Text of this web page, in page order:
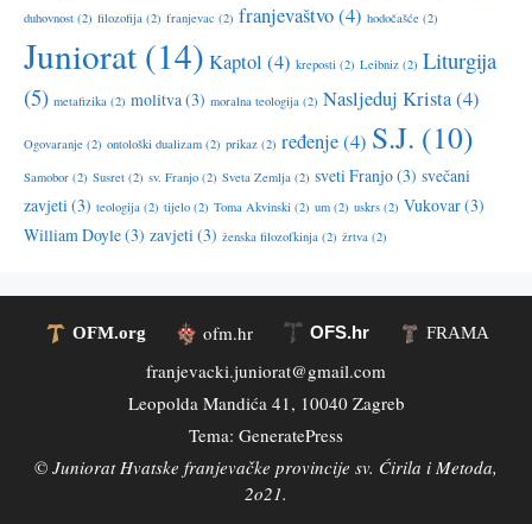
duhovnost (2) filozofija (2) franjevac (2) franjevaštvo(4) hodočašće (2)
Juniorat (14) Kaptol (4) kreposti (2) Leibniz (2) Liturgija
(5) metafizika (2) molitva(3) moralna teologija (2) Nasljeduj Krista(4)
Ogovaranje (2) ontološki dualizam (2) prikaz (2) ređenje(4) S.J. (10)
Samobor (2) Susret (2) sv. Franjo (2) Sveta Zemlja (2) sveti Franjo(3) svečani
zavjeti (3) teologija (2) tijelo (2) Toma Akvinski (2) um (2) uskrs (2) Vukovar(3)
William Doyle(3) zavjeti (3) ženska filozofkinja (2) žrtva (2)
OFM.org ofm.hr OFS.hr FRAMA
franjevacki.juniorat@gmail.com
Leopolda Mandića 41, 10040 Zagreb
Tema: GeneratePress
© Juniorat Hvatske franjevačke provincije sv. Ćirila i Metoda,
2o21.